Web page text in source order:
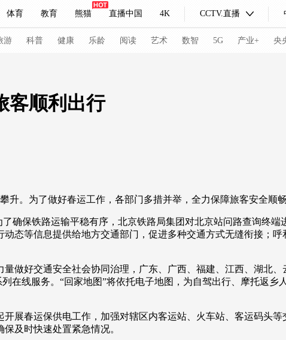
体育 教育 熊猫 直播中国 4K CCTV.直播
妙语 热解读 天天学习
持人 下载央视影音
游 科普 健康 乐龄 阅读 艺术 数智 5G 产业+ 央
会 CBA NBA 中超 国足 国际足球 网球 综合体育
央博 非遗 文化 旅游 科普 健康 乐龄 阅读
客顺利出行
为了做好春运工作，各部门多措并举，全力保障旅客安全顺畅
保铁路运输平稳有序，北京铁路局集团对北京站问路查询终端
态等信息提供给地方交通部门，促进多种交通方式无缝衔接；
好交通安全社会协同治理，广东、广西、福建、江西、湖北、
在线服务。“回家地图”将依托电子地图，为自驾出行、摩托返
春运保供电工作，加强对辖区内客运站、火车站、客运码头等
及时快速处置紧急情况。